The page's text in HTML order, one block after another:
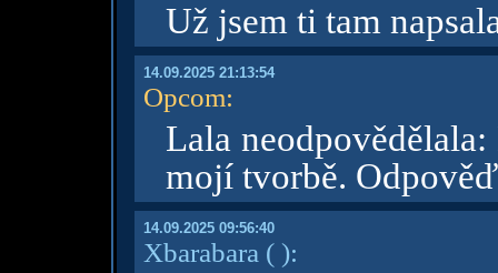
Už jsem ti tam
14.09.2025 21:13:54
Opcom:
Lala
mojí tvorbě.
14.09.2025 09:56:40
Xbarabara ( ):